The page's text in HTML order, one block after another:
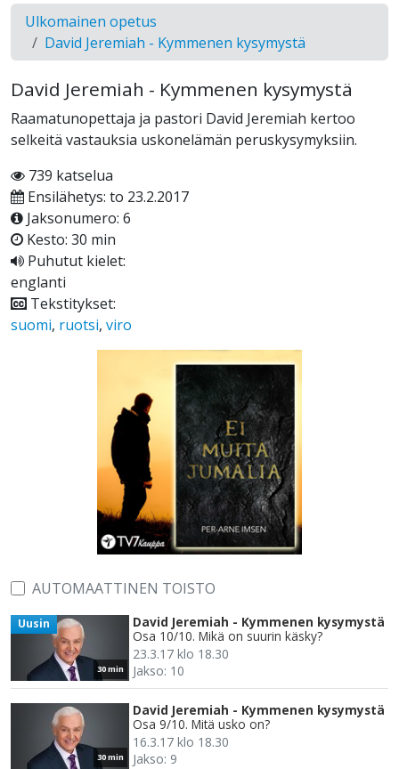
Ulkomainen opetus
David Jeremiah - Kymmenen kysymystä
David Jeremiah - Kymmenen kysymystä
Raamatunopettaja ja pastori David Jeremiah kertoo
selkeitä vastauksia uskonelämän peruskysymyksiin.
739 katselua
Ensilähetys: to 23.2.2017
Jaksonumero: 6
Kesto: 30 min
Puhutut kielet:
englanti
Tekstitykset:
suomi, ruotsi, viro
AUTOMAATTINEN TOISTO
30 min
Uusin
David Jeremiah - Kymmenen kysymystä
Osa 10/10. Mikä on suurin käsky?
23.3.17 klo 18.30
Jakso: 10
30 min
David Jeremiah - Kymmenen kysymystä
Osa 9/10. Mitä usko on?
16.3.17 klo 18.30
Jakso: 9